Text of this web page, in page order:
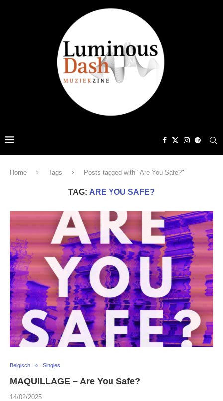
Home Tags Posts tagged with "Are You Safe?"
TAG: ARE YOU SAFE?
Belgisch Singles
MAQUILLAGE – Are You Safe?
14/02/2025